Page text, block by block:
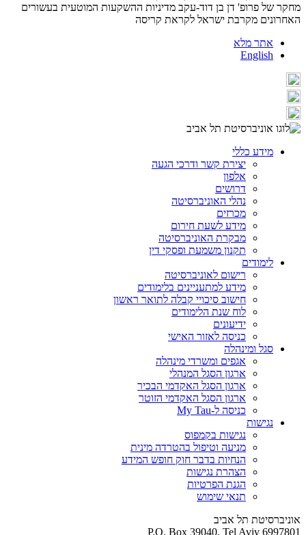
מחקר של פרופ' דן בן דוד-עקב מדיניות ההשקעות המוטעית בעשורים
האחרונים מקרבת ישראל לקראת קריסה
אתר מלא
English
מידע כללי
יצירת קשר ודרכי הגעה
אלפון
דרושים
נהלי האוניברסיטה
מכרזים
מידע לשעת חירום
מבקרת האוניברסיטה
תקנון משמעת ופסקי דין
לימודים
רישום לאוניברסיטה
מידע למתעניינים בלימודים
חישוב סיכויי קבלה לתואר ראשון
לוח שנת הלימודים
ידיעונים
כניסה לאזור האישי
סגל ומינהלה
אגפים ומשרדי מינהלה
ארגון הסגל המנהלי
ארגון הסגל האקדמי הבכיר
ארגון הסגל האקדמי הזוטר
כניסה ל-My Tau
נגישות
נגישות בקמפוס
מניעה וטיפול בהטרדה מינית
הנחיות בדבר חוק חופש המידע
הצהרת נגישות
הגנת הפרטיות
תנאי שימוש
אוניברסיטת תל אביב
P.O. Box 39040, Tel Aviv 6997801